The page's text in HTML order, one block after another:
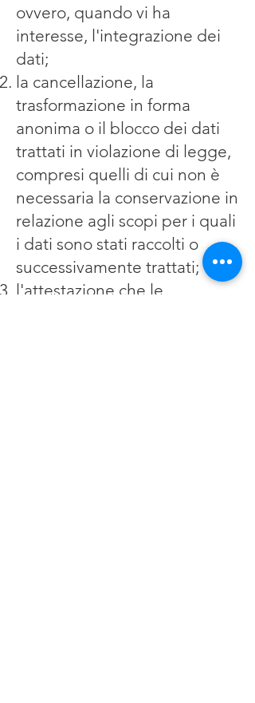
ovvero, quando vi ha
interesse, l'integrazione dei
dati;
la cancellazione, la
trasformazione in forma
anonima o il blocco dei dati
trattati in violazione di legge,
compresi quelli di cui non è
necessaria la conservazione in
relazione agli scopi per i quali
i dati sono stati raccolti o
successivamente trattati;
l'attestazione che le